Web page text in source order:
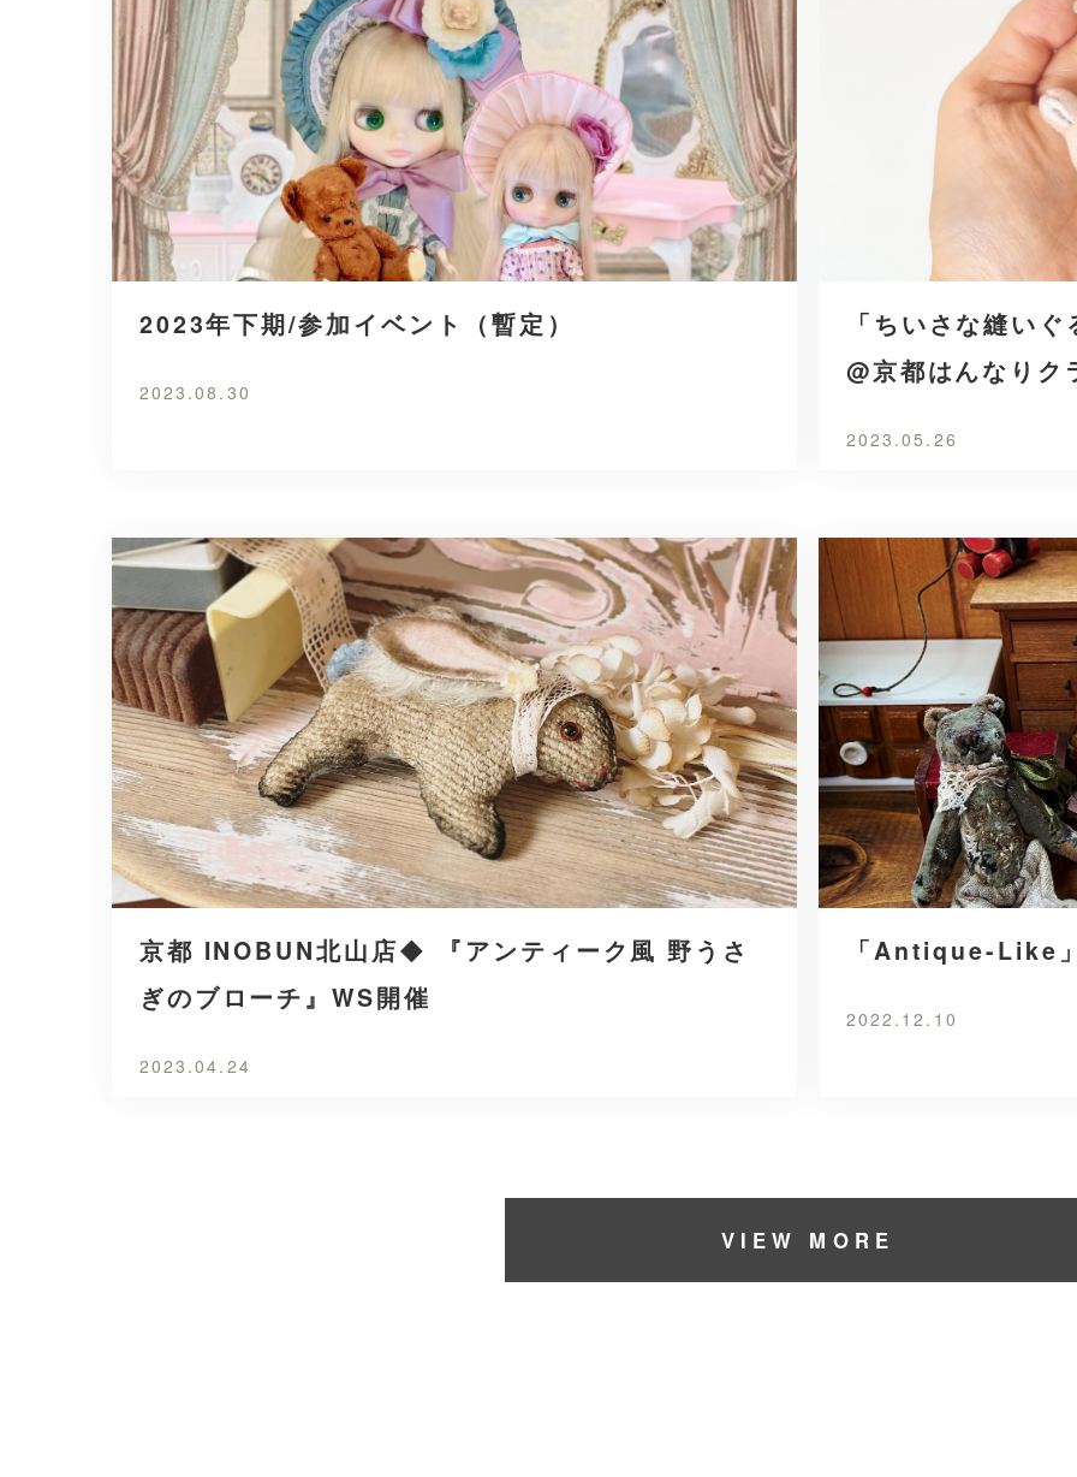
2023年下期/参加イベント（暫定）
2023.08.30
「ちいさな縫い
@京都はんなりク
2023.05.26
京都 INOBUN北山店◆ 『アンティーク風 野うさ
ぎのブローチ』WS開催
2023.04.24
「Antique-Like
2022.12.10
VIEW MORE